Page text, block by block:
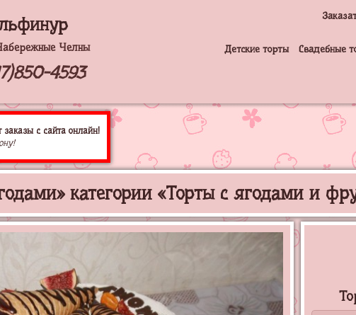
Челны
4593
Детские торты Свадебные
с сайта онлайн!
категории «Торты с ягодами и